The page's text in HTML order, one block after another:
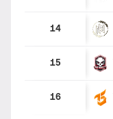
14
15
16